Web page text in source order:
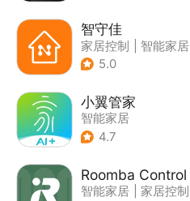
智守佳
家居控制
智能家居
5.0
小翼管家
智能家居
4.7
Roomba Control
智能家居
家居控制